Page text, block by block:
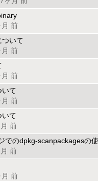
月 前
ついて
月 前
月 前
いて
月 前
いて
前
でのdpkg-scanpackagesの
前
月 前